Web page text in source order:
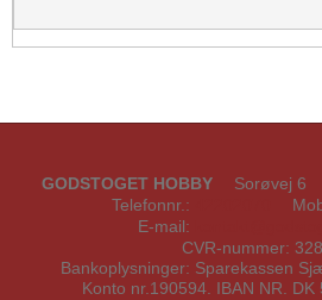
GODSTOGET HOBBY Sorøvej 6
Telefonnr.:
E-mail:
CVR-nummer:
Bankoplysninger: Sparekassen
Konto nr.190594. IBAN NR.